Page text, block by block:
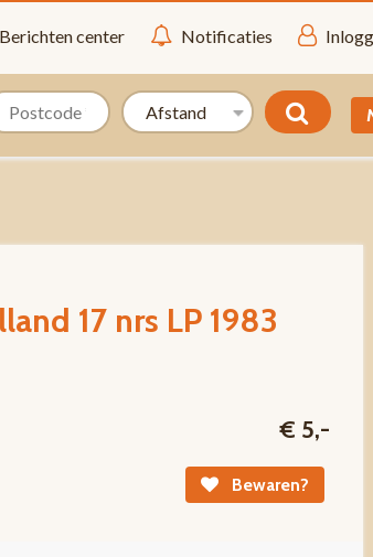
Berichten center Notificaties
17 nrs LP 1983
€ 5,-
Bewaren?